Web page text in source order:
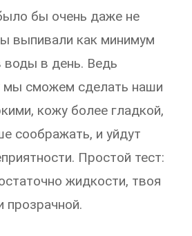
бы очень даже не
выпивали как минимум
воды в день. Ведь
мы сможем сделать наши
кожу более гладкой,
соображать, и уйдут
Простой тест:
жидкости, твоя
прозрачной.